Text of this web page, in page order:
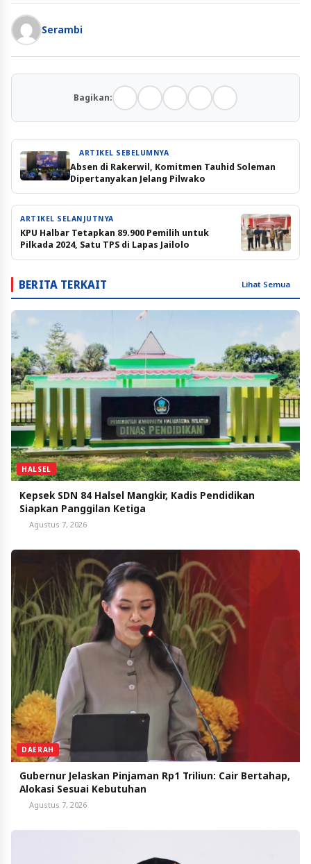
Serambi
Bagikan:
ARTIKEL SEBELUMNYA
Absen di Rakerwil, Komitmen Tauhid Soleman
Dipertanyakan Jelang Pilwako
ARTIKEL SELANJUTNYA
KPU Halbar Tetapkan 89.900 Pemilih untuk
Pilkada 2024, Satu TPS di Lapas Jailolo
BERITA TERKAIT Lihat Semua
HALSEL
Kepsek SDN 84 Halsel Mangkir, Kadis Pendidikan
Siapkan Panggilan Ketiga
Agustus 7, 2026
DAERAH
Gubernur Jelaskan Pinjaman Rp1 Triliun: Cair Bertahap,
Alokasi Sesuai Kebutuhan
Agustus 7, 2026